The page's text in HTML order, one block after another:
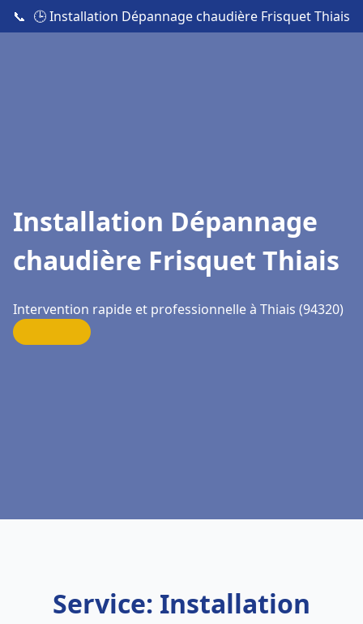
📞 🕒 Installation Dépannage chaudière Frisquet Thiais
Installation Dépannage
chaudière Frisquet Thiais
Intervention rapide et professionnelle à Thiais (94320)
Service: Installation